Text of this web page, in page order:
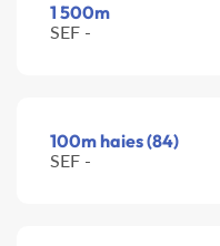
1 500m
SEF -
100m haies (84)
SEF -